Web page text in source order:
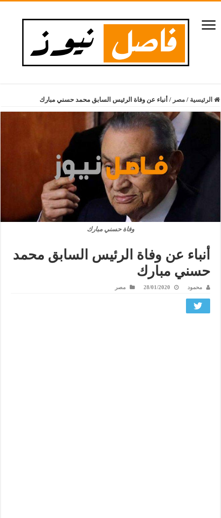
الرئيسية / مصر / أنباء عن وفاة الرئيس السابق محمد حسني مبارك
وفاة حسني مبارك
أنباء عن وفاة الرئيس السابق محمد
حسني مبارك
محمود 28/01/2020 مصر